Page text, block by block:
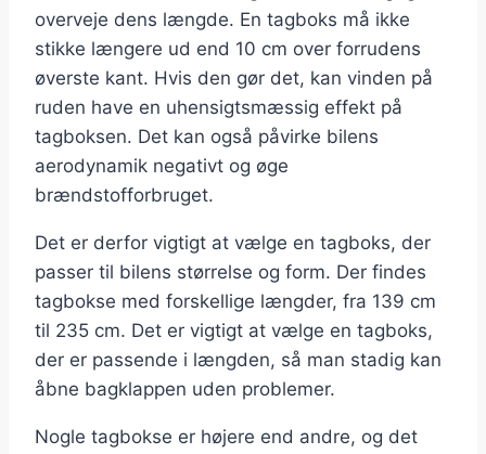
overveje dens længde. En tagboks må ikke
stikke længere ud end 10 cm over forrudens
øverste kant. Hvis den gør det, kan vinden på
ruden have en uhensigtsmæssig effekt på
tagboksen. Det kan også påvirke bilens
aerodynamik negativt og øge
brændstofforbruget.
Det er derfor vigtigt at vælge en tagboks, der
passer til bilens størrelse og form. Der findes
tagbokse med forskellige længder, fra 139 cm
til 235 cm. Det er vigtigt at vælge en tagboks,
der er passende i længden, så man stadig kan
åbne bagklappen uden problemer.
Nogle tagbokse er højere end andre, og det